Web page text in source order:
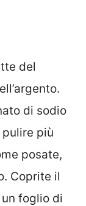
del
di sodio
più
posate,
Coprite il
foglio di